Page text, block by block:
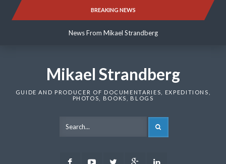
BREAKING NEWS
News From Mikael Strandberg
News From Mikael Strandberg
Mikael Strandberg
GUIDE AND PRODUCER OF DOCUMENTARIES, EXPEDITIONS,
PHOTOS, BOOKS, BLOGS
FacebookYoutubeTwitter Google